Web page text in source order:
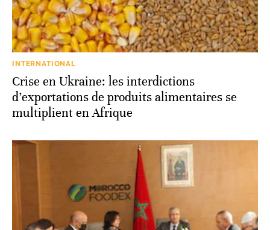
INTERNATIONAL
Crise en Ukraine: les interdictions
d’exportations de produits alimentaires se
multiplient en Afrique